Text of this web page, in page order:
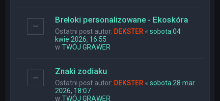
Breloki personalizowane - Ekoskóra
Ostatni post autor: DEKSTER «sobota 04
kwie 2026, 16:55
wTWÓJ GRAWER
Znaki zodiaku
Ostatni post autor: DEKSTER «sobota 28 mar
2026, 18:07
wTWÓJ GRAWER